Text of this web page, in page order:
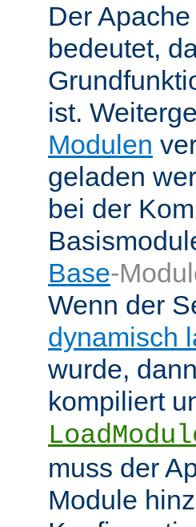
Der
bedeutet,
ist.
Modulen
geladen
bei der
Base-
Wenn der
dynamisch
wurde,
kompiliert
muss der
Module